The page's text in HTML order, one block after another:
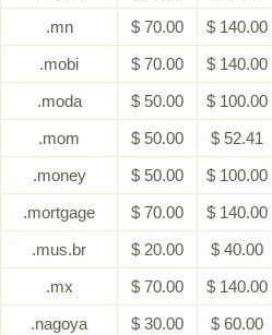
.mn
$ 70.00 $ 140.00
.mobi
$ 70.00 $ 140.00
.moda
$ 50.00 $ 100.00
.mom
$ 50.00 $ 52.41
.money
$ 50.00 $ 100.00
.mortgage
$ 70.00 $ 140.00
.mus.br
$ 20.00 $ 40.00
.mx
$ 70.00 $ 140.00
.nagoya
$ 30.00 $ 60.00